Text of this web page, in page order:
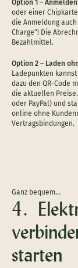
Option 1 –
oder einer
die Anmeldung
Charge"! Die
Bezahlmittel.
Option 2 – Laden
Ladepunkten
dazu den QR-Code
die aktuellen
oder PayPal) und
online ohne
Vertragsbindungen.
Ganz bequem…
4.
starten